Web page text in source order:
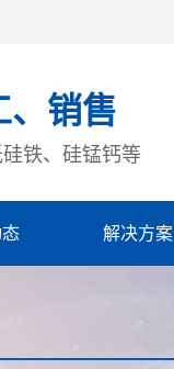
、销售
铁、硅锰钙等
解决方案